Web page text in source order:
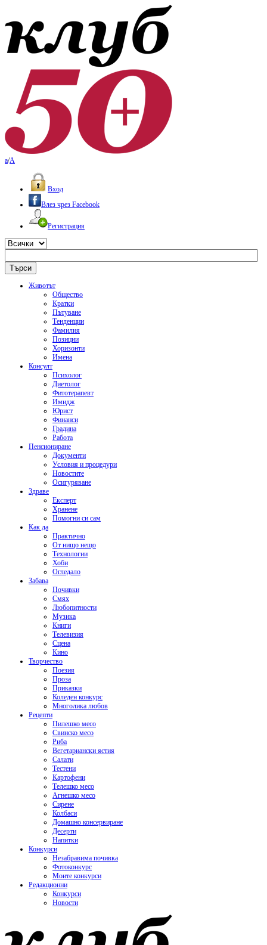
a/A
Вход
Влез чрез Facebook
Регистрация
Животът
Общество
Кратки
Пътуване
Тенденции
Фамилия
Позиции
Хоризонти
Имена
Консулт
Психолог
Диетолог
Фитотерапевт
Имидж
Юрист
Финанси
Градина
Работа
Пенсиониране
Документи
Условия и процедури
Новостите
Осигуряване
Здраве
Експерт
Хранене
Помогни си сам
Как да
Практично
От нищо нещо
Технологии
Хоби
Огледало
Забава
Почивки
Смях
Любопитности
Музика
Книги
Телевизия
Сцена
Кино
Творчество
Поезия
Проза
Приказки
Коледен конкурс
Многолика любов
Рецепти
Пилешко месо
Свинско месо
Риба
Вегетариански ястия
Салати
Тестени
Картофени
Телешко месо
Агнешко месо
Сирене
Колбаси
Домашно консервиране
Десерти
Напитки
Конкурси
Незабравима почивка
Фотоконкурс
Моите конкурси
Редакционни
Конкурси
Новости